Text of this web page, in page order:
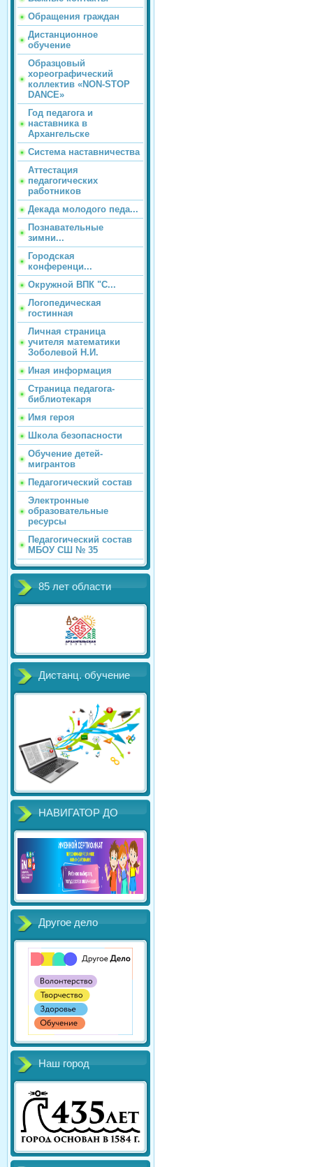
Обращения граждан
Дистанционное
обучение
Образцовый
хореографический
коллектив «NON-STOP
DANCE»
Год педагога и
наставника в
Архангельске
Система наставничества
Аттестация
педагогических
работников
Декада молодого педа...
Познавательные
зимни...
Городская
конференци...
Окружной ВПК "С...
Логопедическая
гостинная
Личная страница
учителя математики
Зоболевой Н.И.
Иная информация
Страница педагога-
библиотекаря
Имя героя
Школа безопасности
Обучение детей-
мигрантов
Педагогический состав
Электронные
образовательные
ресурсы
Педагогический состав
МБОУ СШ № 35
85 лет области
Дистанц. обучение
НАВИГАТОР ДО
Другое дело
Наш город